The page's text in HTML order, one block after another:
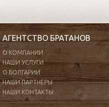
АГЕНТСТВО БРАТАНОВ
О КОМПАНИИ
НАШИ УСЛУГИ
О БОЛГАРИИ
НАШИ ПАРТНЕРЫ
НАШИ КОНТАКТЫ